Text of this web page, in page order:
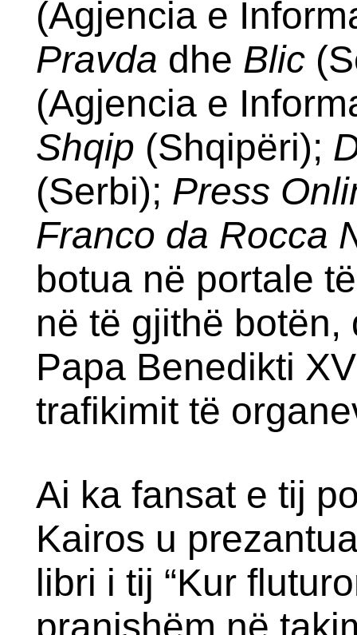
(Agjencia e
Pravda dhe Blic
(Agjencia e
Shqip (Shqipëri);
(Serbi); Press
Franco da Rocca
botua në portale
në të gjithë botën,
Papa Benedikti
trafikimit të
Ai ka fansat e tij
Kairos u
libri i tij “Kur